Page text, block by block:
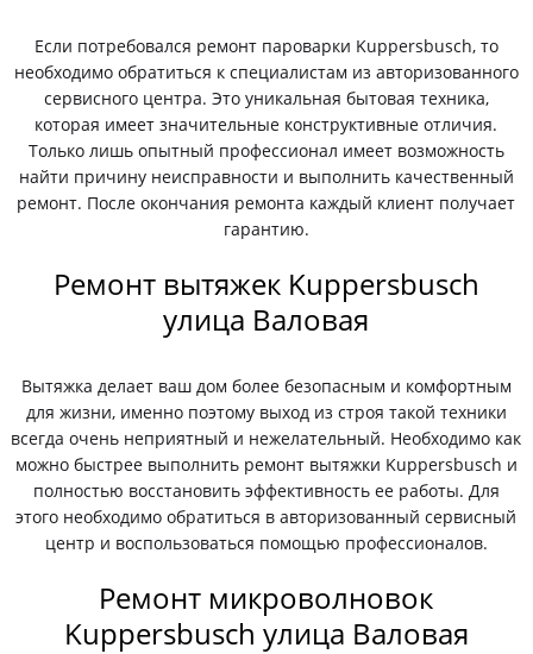
Если потребовался ремонт пароварки Kuppersbusch, то
необходимо обратиться к специалистам из авторизованного
сервисного центра. Это уникальная бытовая техника,
которая имеет значительные конструктивные отличия.
Только лишь опытный профессионал имеет возможность
найти причину неисправности и выполнить качественный
ремонт. После окончания ремонта каждый клиент получает
гарантию.
Ремонт вытяжек Kuppersbusch
улица Валовая
Вытяжка делает ваш дом более безопасным и комфортным
для жизни, именно поэтому выход из строя такой техники
всегда очень неприятный и нежелательный. Необходимо как
можно быстрее выполнить ремонт вытяжки Kuppersbusch и
полностью восстановить эффективность ее работы. Для
этого необходимо обратиться в авторизованный сервисный
центр и воспользоваться помощью профессионалов.
Ремонт микроволновок
Kuppersbusch улица Валовая